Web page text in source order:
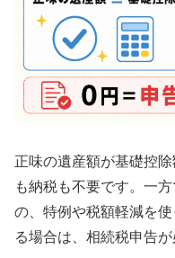
正味の遺産額が基礎控
も納税も不要です。一
の、特例や税額軽減を
る場合は、相続税申告